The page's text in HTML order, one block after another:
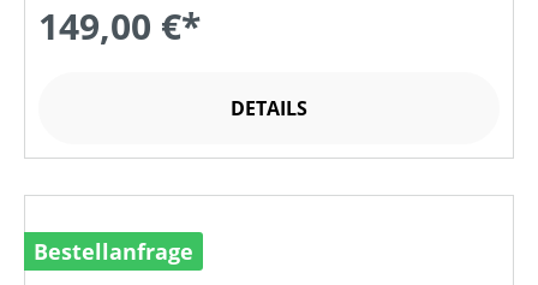
149,00 €*
DETAILS
Bestellanfrage